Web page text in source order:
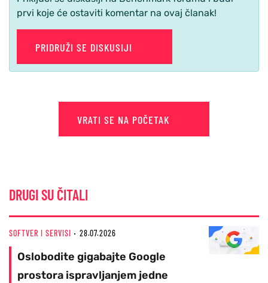
prvi koje će ostaviti komentar na ovaj članak!
PRIDRUŽI SE DISKUSIJI
VRATI SE NA POČETAK
DRUGI SU ČITALI
SOFTVER I SERVISI 28.07.2026
Oslobodite gigabajte Google
prostora ispravljanjem jedne